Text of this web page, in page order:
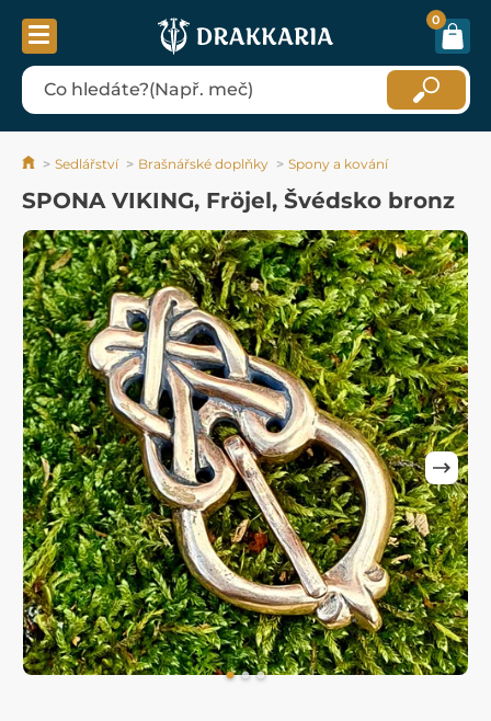
0
Sedlářství Brašnářské doplňky Spony a kování
SPONA VIKING, Fröjel, Švédsko bronz